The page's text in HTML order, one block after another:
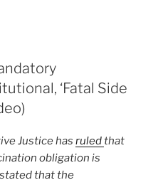
‘Fatal Side
Justice has ruledthat
obligation is
that the